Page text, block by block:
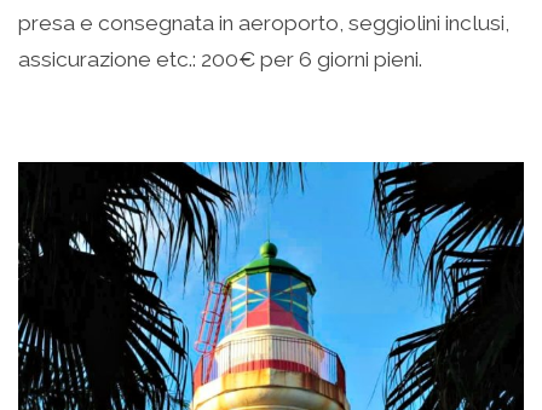
presa e consegnata in aeroporto, seggiolini inclusi,
assicurazione etc.: 200€ per 6 giorni pieni.